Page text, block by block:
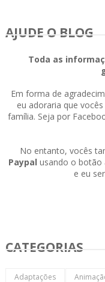
AJUDE O BLOG
Toda as
Em forma de
eu adoraria que
família. Seja por
No entanto, vocês
Paypal usando o botão
e eu
CATEGORIAS
Adaptações